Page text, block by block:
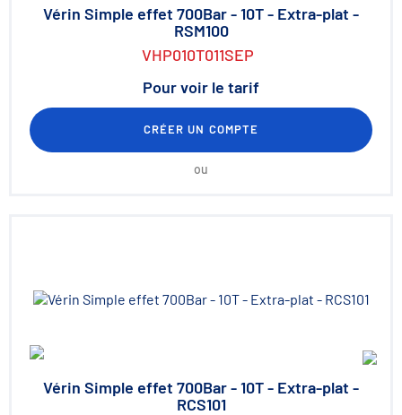
Vérin Simple effet 700Bar - 10T - Extra-plat -
RSM100
VHP010T011SEP
Pour voir le tarif
CRÉER UN COMPTE
ou
Vérin Simple effet 700Bar - 10T - Extra-plat -
RCS101